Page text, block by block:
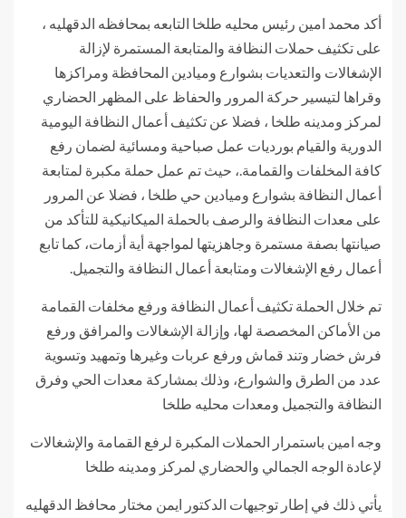
أكد محمد امين رئيس محليه طلخا التابعه بمحافظه الدقهليه ،
على تكثيف حملات النظافة والمتابعة المستمرة لإزالة
الإشغالات والتعديات بشوارع وميادين المحافظة ومراكزها
وقراها لتيسير حركة المرور والحفاظ على المظهر الحضاري
لمركز ومدينه طلخا ، فضلا عن تكثيف أعمال النظافة اليومية
الدورية والقيام بورديات عمل صباحية ومسائية لضمان رفع
كافة المخلفات والقمامة.، حيث تم عمل حملة مكبرة لمتابعة
أعمال النظافة بشوارع وميادين حي طلخا ، فضلا عن المرور
على معدات النظافة والرصف بالحملة الميكانيكية للتأكد من
صيانتها بصفة مستمرة وجاهزيتها لمواجهة أية أزمات، كما تابع
أعمال رفع الإشغالات ومتابعة أعمال النظافة والتجميل.
تم خلال الحملة تكثيف أعمال النظافة ورفع مخلفات القمامة
من الأماكن المخصصة لها، وإزالة الإشغالات والمرافق ورفع
فرش خضار وتند قماش ورفع عربات وغيرها وتمهيد وتسوية
عدد من الطرق والشوارع، وذلك بمشاركة معدات الحي وفرق
النظافة والتجميل ومعدات محليه طلخا
وجه امين باستمرار الحملات المكبرة لرفع القمامة والإشغالات
لإعادة الوجه الجمالي والحضاري لمركز ومدينه طلخا
يأتي ذلك في إطار توجيهات الدكتور ايمن مختار محافظ الدقهليه